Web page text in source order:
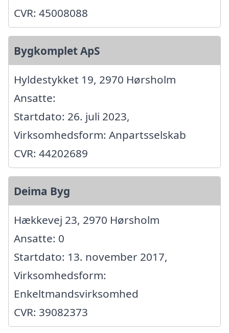
CVR: 45008088
Bygkomplet ApS
Hyldestykket 19, 2970 Hørsholm
Ansatte:
Startdato: 26. juli 2023,
Virksomhedsform: Anpartsselskab
CVR: 44202689
Deima Byg
Hækkevej 23, 2970 Hørsholm
Ansatte: 0
Startdato: 13. november 2017,
Virksomhedsform:
Enkeltmandsvirksomhed
CVR: 39082373